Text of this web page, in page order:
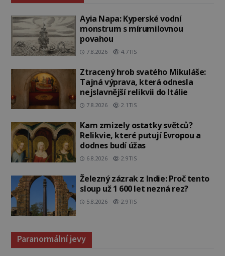
Ayia Napa: Kyperské vodní
monstrum s mírumilovnou
povahou
7.8.2026 4.7TIS
Ztracený hrob svatého Mikuláše:
Tajná výprava, která odnesla
nejslavnější relikvii do Itálie
7.8.2026 2.1TIS
Kam zmizely ostatky světců?
Relikvie, které putují Evropou a
dodnes budí úžas
6.8.2026 2.9TIS
Železný zázrak z Indie: Proč tento
sloup už 1 600 let nezná rez?
5.8.2026 2.9TIS
Paranormální jevy